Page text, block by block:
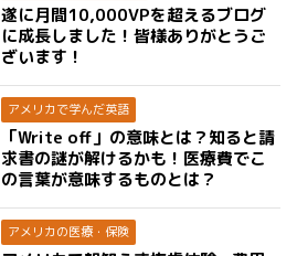
遂に月間10,000VPを超えるブログ
に成長しました！皆様ありがとうご
ざいます！
アメリカで学んだ英語
「Write off」の意味とは？知ると請
求書の謎が解けるかも！医療費でこ
の言葉が意味するものとは？
アメリカの医療・保険